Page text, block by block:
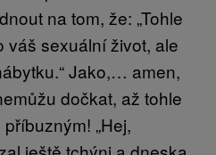
na tom, že: „Tohle
váš sexuální život, ale
Jako,… amen,
dočkat, až tohle
„Hej,